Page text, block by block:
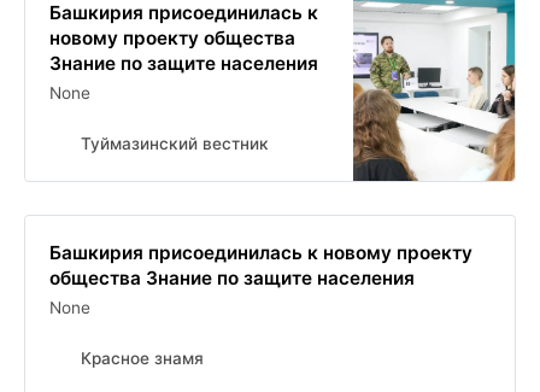
Башкирия присоединилась к
новому проекту общества
Знание по защите населения
None
Туймазинский вестник
Башкирия присоединилась к новому проекту
общества Знание по защите населения
None
Красное знамя